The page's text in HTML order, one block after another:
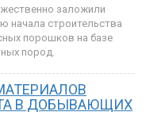
заложили
начала строительства
порошков на базе
пород.
В ДОБЫВАЮЩИХ